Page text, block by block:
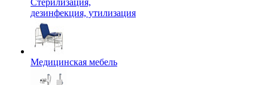
Стерилизация,
дезинфекция, утилизация
Медицинская мебель